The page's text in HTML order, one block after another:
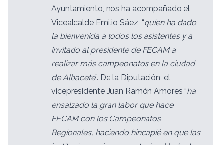
Ayuntamiento, nos ha acompañado el
Vicealcalde Emilio Sáez, “quien ha dado
la bienvenida a todos los asistentes y a
invitado al presidente de FECAM a
realizar más campeonatos en la ciudad
de Albacete”. De la Diputación, el
vicepresidente Juan Ramón Amores “ha
ensalzado la gran labor que hace
FECAM con los Campeonatos
Regionales, haciendo hincapié en que las